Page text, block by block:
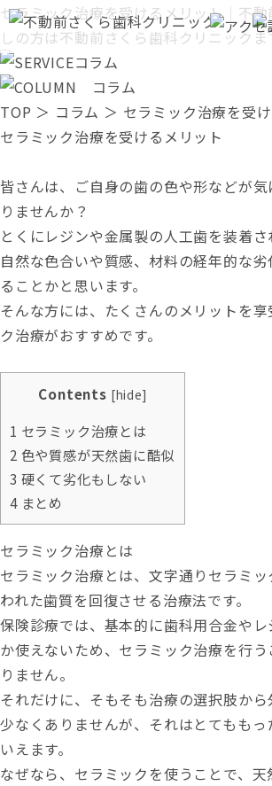
セラミック治療を受けるメリット｜不動
しの方は不動前さくら歯科クリニックま
コラム
TOP ＞ コラム ＞ セラミック治療を受
セラミック治療を受けるメリット
皆さんは、ご自身の歯の色や形などが
りませんか？
とくにレジンや金属製の人工歯を装着さ
自然な色合いや質感、 材料の経年的な劣
ることかと思います。
そんな方には、たくさんのメリットを
ク治療がおすすめです。
Contents [hide]
1 セラミック治療とは
2 色や質感が天然歯に酷似
3 硬くて劣化もしない
4まとめ
セラミック治療とは
セラミック治療とは、文字通りセラミ
われた歯質を回復させる治療法です。
保険診療では、基本的に歯科用合金や
か使えないため、セラミック治療を行
りません。
それだけに、そもそも治療の選択肢か
少なくありませんが、それはとてももっ
いえます。
なぜなら、セラミックを使うことで、 天